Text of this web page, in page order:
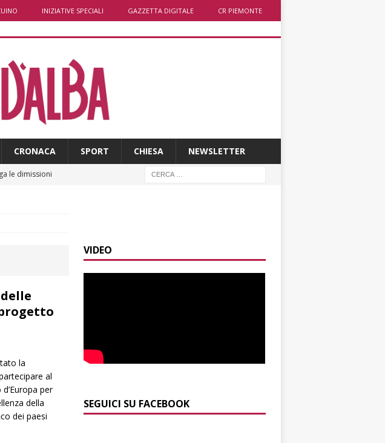
INIZIATIVE SPECIALI GAZZETTA DIGITALE CR PIEMONTE
CRONACA SPORT CHIESA NEWSLETTER
vecchi binari
ALBA
costata di
i 2.000 metri
le dimissioni
la
al
per
della
dei paesi
VIDEO
SEGUICI SU FACEBOOK